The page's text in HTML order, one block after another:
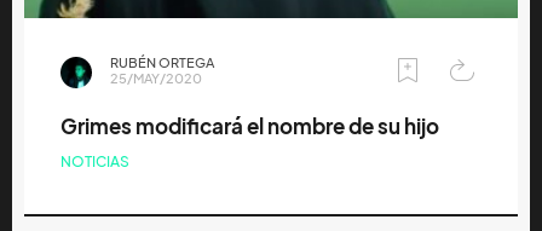
RUBÉN ORTEGA
25/MAY/2020
Grimes modificará el nombre de su hijo
NOTICIAS